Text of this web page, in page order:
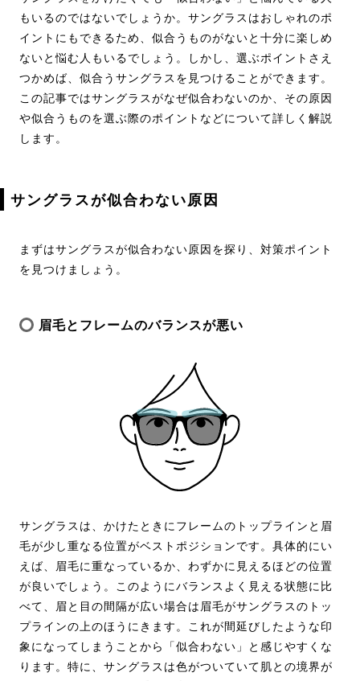
もいるのではないでしょうか。サングラスはおしゃれのポ
イントにもできるため、似合うものがないと十分に楽しめ
ないと悩む人もいるでしょう。しかし、選ぶポイントさえ
つかめば、似合うサングラスを見つけることができます。
この記事ではサングラスがなぜ似合わないのか、その原因
や似合うものを選ぶ際のポイントなどについて詳しく解説
します。
サングラスが似合わない原因
まずはサングラスが似合わない原因を探り、対策ポイント
を見つけましょう。
眉毛とフレームのバランスが悪い
サングラスは、かけたときにフレームのトップラインと眉
毛が少し重なる位置がベストポジションです。具体的にい
えば、眉毛に重なっているか、わずかに見えるほどの位置
が良いでしょう。このようにバランスよく見える状態に比
べて、眉と目の間隔が広い場合は眉毛がサングラスのトッ
プラインの上のほうにきます。これが間延びしたような印
象になってしまうことから「似合わない」と感じやすくな
ります。特に、サングラスは色がついていて肌との境界が